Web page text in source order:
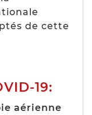
de cette
19:
aérienne